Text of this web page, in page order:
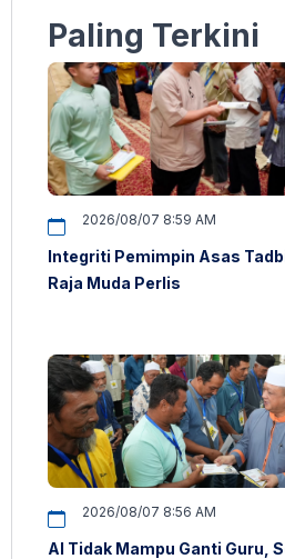
Paling Terkini
2026/08/07 8:59 AM
Integriti Pemimpin Asas
Raja Muda Perlis
2026/08/07 8:56 AM
AI Tidak Mampu Ganti Guru,